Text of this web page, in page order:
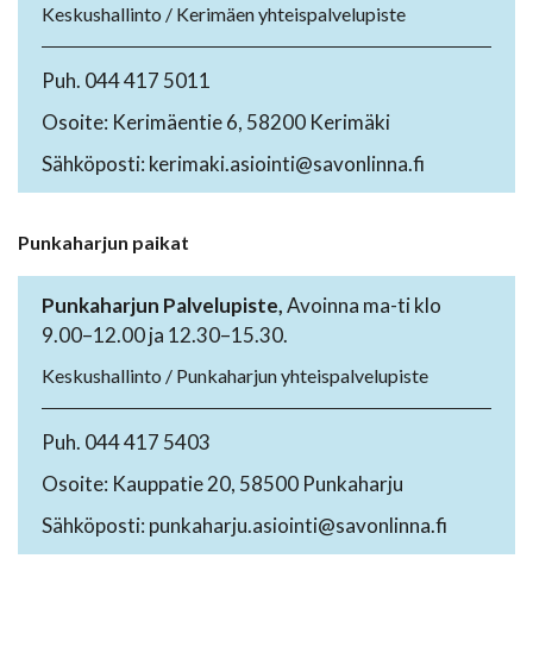
Keskushallinto / Kerimäen yhteispalvelupiste
Puh. 044 417 5011
Osoite: Kerimäentie 6, 58200 Kerimäki
Sähköposti: kerimaki.asiointi@savonlinna.fi
Punkaharjun paikat
Punkaharjun Palvelupiste,Avoinna ma-ti klo
9.00–12.00 ja 12.30–15.30.
Keskushallinto / Punkaharjun yhteispalvelupiste
Puh. 044 417 5403
Osoite: Kauppatie 20, 58500 Punkaharju
Sähköposti: punkaharju.asiointi@savonlinna.fi